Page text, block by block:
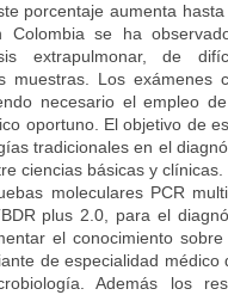
porcentaje aumenta
Colombia se ha
extrapulmonar, de
Los exámenes
necesario el empleo
oportuno. El objetivo de
tradicionales en el
ciencias básicas y clínicas.
moleculares PCR
plus 2.0, para el
el conocimiento
de especialidad médico
Además los